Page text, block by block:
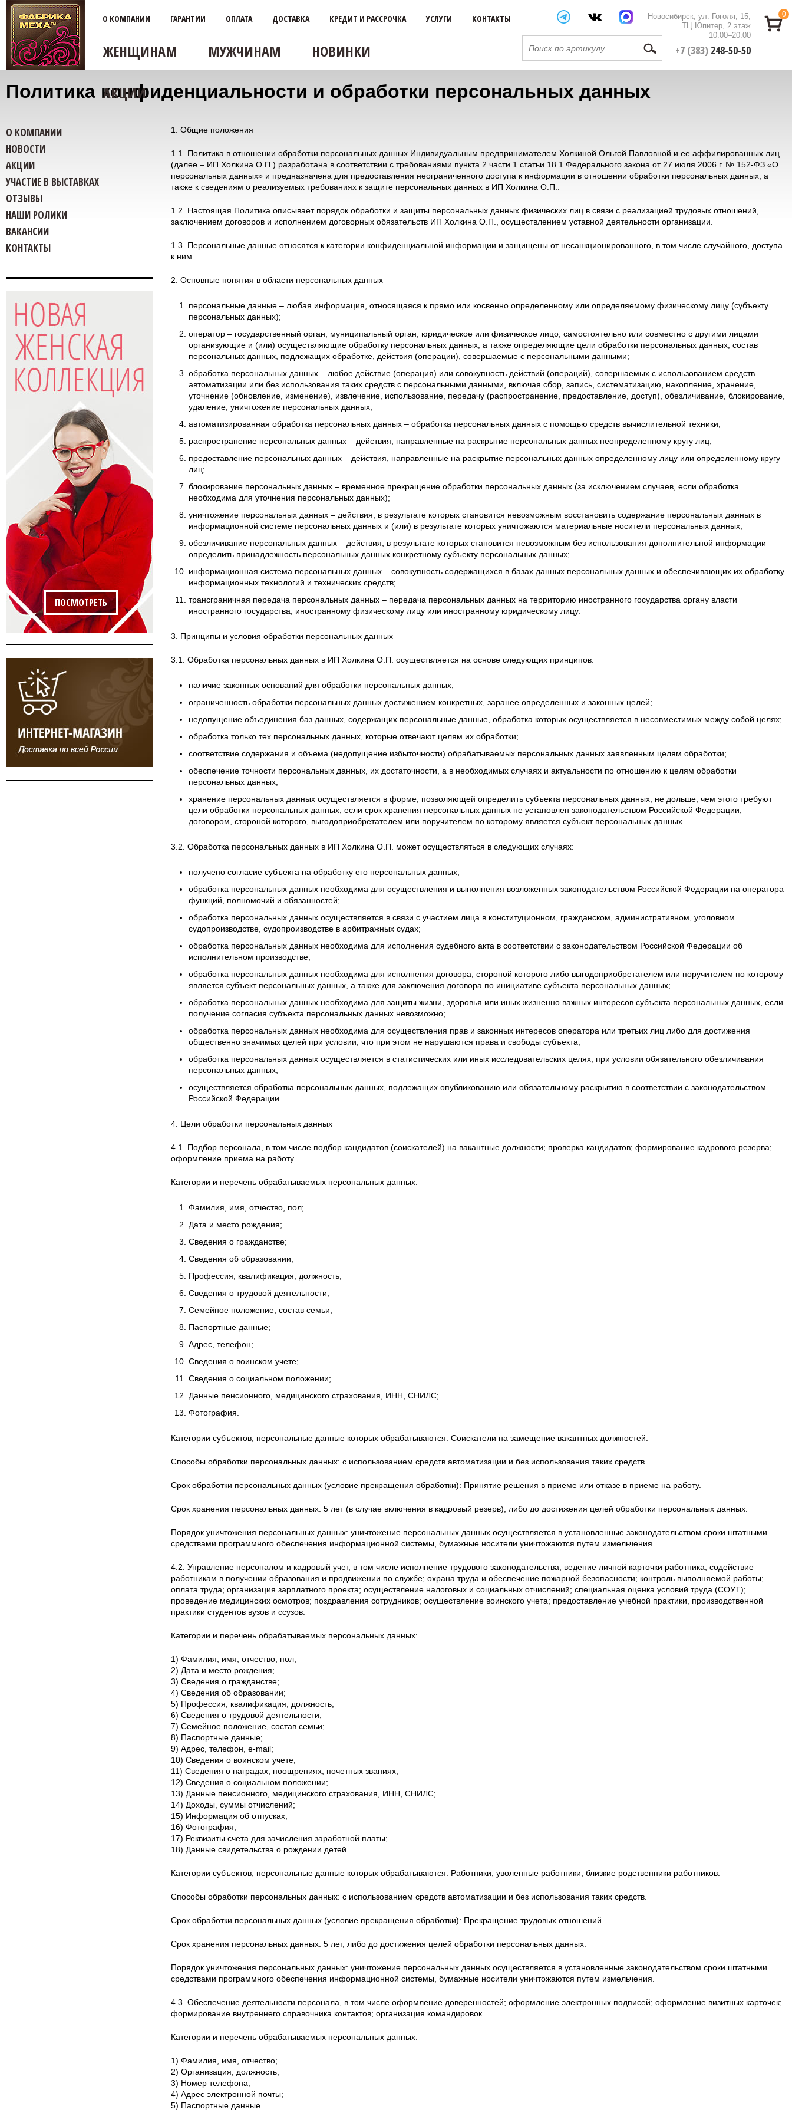
Новосибирск, ул. Гоголя, 15,
ТЦ Юпитер, 2 этаж
10:00–20:00
+7 (383) 248-50-50
О КОМПАНИИ ГАРАНТИИ ОПЛАТА ДОСТАВКА КРЕДИТ И РАССРОЧКА УСЛУГИ КОНТАКТЫ
ЖЕНЩИНАМ МУЖЧИНАМ НОВИНКИ
АКЦИИ
0
Политика конфиденциальности и обработки персональных данных
1. Общие положения
1.1. Политика в отношении обработки персональных данных Индивидуальным предпринимателем Холкиной Ольгой Павловной и ее аффилированных лиц
(далее – ИП Холкина О.П.) разработана в соответствии с требованиями пункта 2 части 1 статьи 18.1 Федерального закона от 27 июля 2006 г. № 152-ФЗ «О
персональных данных» и предназначена для предоставления неограниченного доступа к информации в отношении обработки персональных данных, а
также к сведениям о реализуемых требованиях к защите персональных данных в ИП Холкина О.П..
1.2. Настоящая Политика описывает порядок обработки и защиты персональных данных физических лиц в связи с реализацией трудовых отношений,
заключением договоров и исполнением договорных обязательств ИП Холкина О.П., осуществлением уставной деятельности организации.
1.3. Персональные данные относятся к категории конфиденциальной информации и защищены от несанкционированного, в том числе случайного, доступа
к ним.
2. Основные понятия в области персональных данных
персональные данные – любая информация, относящаяся к прямо или косвенно определенному или определяемому физическому лицу (субъекту
персональных данных);
оператор – государственный орган, муниципальный орган, юридическое или физическое лицо, самостоятельно или совместно с другими лицами
организующие и (или) осуществляющие обработку персональных данных, а также определяющие цели обработки персональных данных, состав
персональных данных, подлежащих обработке, действия (операции), совершаемые с персональными данными;
обработка персональных данных – любое действие (операция) или совокупность действий (операций), совершаемых с использованием средств
автоматизации или без использования таких средств с персональными данными, включая сбор, запись, систематизацию, накопление, хранение,
уточнение (обновление, изменение), извлечение, использование, передачу (распространение, предоставление, доступ), обезличивание, блокирование,
удаление, уничтожение персональных данных;
автоматизированная обработка персональных данных – обработка персональных данных с помощью средств вычислительной техники;
распространение персональных данных – действия, направленные на раскрытие персональных данных неопределенному кругу лиц;
предоставление персональных данных – действия, направленные на раскрытие персональных данных определенному лицу или определенному кругу
лиц;
блокирование персональных данных – временное прекращение обработки персональных данных (за исключением случаев, если обработка
необходима для уточнения персональных данных);
уничтожение персональных данных – действия, в результате которых становится невозможным восстановить содержание персональных данных в
информационной системе персональных данных и (или) в результате которых уничтожаются материальные носители персональных данных;
обезличивание персональных данных – действия, в результате которых становится невозможным без использования дополнительной информации
определить принадлежность персональных данных конкретному субъекту персональных данных;
информационная система персональных данных – совокупность содержащихся в базах данных персональных данных и обеспечивающих их обработку
информационных технологий и технических средств;
трансграничная передача персональных данных – передача персональных данных на территорию иностранного государства органу власти
иностранного государства, иностранному физическому лицу или иностранному юридическому лицу.
3. Принципы и условия обработки персональных данных
3.1. Обработка персональных данных в ИП Холкина О.П. осуществляется на основе следующих принципов:
наличие законных оснований для обработки персональных данных;
ограниченность обработки персональных данных достижением конкретных, заранее определенных и законных целей;
недопущение объединения баз данных, содержащих персональные данные, обработка которых осуществляется в несовместимых между собой целях;
обработка только тех персональных данных, которые отвечают целям их обработки;
соответствие содержания и объема (недопущение избыточности) обрабатываемых персональных данных заявленным целям обработки;
обеспечение точности персональных данных, их достаточности, а в необходимых случаях и актуальности по отношению к целям обработки
персональных данных;
хранение персональных данных осуществляется в форме, позволяющей определить субъекта персональных данных, не дольше, чем этого требуют
цели обработки персональных данных, если срок хранения персональных данных не установлен законодательством Российской Федерации,
договором, стороной которого, выгодоприобретателем или поручителем по которому является субъект персональных данных.
3.2. Обработка персональных данных в ИП Холкина О.П. может осуществляться в следующих случаях:
получено согласие субъекта на обработку его персональных данных;
обработка персональных данных необходима для осуществления и выполнения возложенных законодательством Российской Федерации на оператора
функций, полномочий и обязанностей;
обработка персональных данных осуществляется в связи с участием лица в конституционном, гражданском, административном, уголовном
судопроизводстве, судопроизводстве в арбитражных судах;
обработка персональных данных необходима для исполнения судебного акта в соответствии с законодательством Российской Федерации об
исполнительном производстве;
обработка персональных данных необходима для исполнения договора, стороной которого либо выгодоприобретателем или поручителем по которому
является субъект персональных данных, а также для заключения договора по инициативе субъекта персональных данных;
обработка персональных данных необходима для защиты жизни, здоровья или иных жизненно важных интересов субъекта персональных данных, если
получение согласия субъекта персональных данных невозможно;
обработка персональных данных необходима для осуществления прав и законных интересов оператора или третьих лиц либо для достижения
общественно значимых целей при условии, что при этом не нарушаются права и свободы субъекта;
обработка персональных данных осуществляется в статистических или иных исследовательских целях, при условии обязательного обезличивания
персональных данных;
осуществляется обработка персональных данных, подлежащих опубликованию или обязательному раскрытию в соответствии с законодательством
Российской Федерации.
4. Цели обработки персональных данных
4.1. Подбор персонала, в том числе подбор кандидатов (соискателей) на вакантные должности; проверка кандидатов; формирование кадрового резерва;
оформление приема на работу.
Категории и перечень обрабатываемых персональных данных:
Фамилия, имя, отчество, пол;
Дата и место рождения;
Сведения о гражданстве;
Сведения об образовании;
Профессия, квалификация, должность;
Сведения о трудовой деятельности;
Семейное положение, состав семьи;
Паспортные данные;
Адрес, телефон;
Сведения о воинском учете;
Сведения о социальном положении;
Данные пенсионного, медицинского страхования, ИНН, СНИЛС;
Фотография.
Категории субъектов, персональные данные которых обрабатываются: Соискатели на замещение вакантных должностей.
Способы обработки персональных данных: с использованием средств автоматизации и без использования таких средств.
Срок обработки персональных данных (условие прекращения обработки): Принятие решения в приеме или отказе в приеме на работу.
Срок хранения персональных данных: 5 лет (в случае включения в кадровый резерв), либо до достижения целей обработки персональных данных.
Порядок уничтожения персональных данных: уничтожение персональных данных осуществляется в установленные законодательством сроки штатными
средствами программного обеспечения информационной системы, бумажные носители уничтожаются путем измельчения.
4.2. Управление персоналом и кадровый учет, в том числе исполнение трудового законодательства; ведение личной карточки работника; содействие
работникам в получении образования и продвижении по службе; охрана труда и обеспечение пожарной безопасности; контроль выполняемой работы;
оплата труда; организация зарплатного проекта; осуществление налоговых и социальных отчислений; специальная оценка условий труда (СОУТ);
проведение медицинских осмотров; поздравления сотрудников; осуществление воинского учета; предоставление учебной практики, производственной
практики студентов вузов и ссузов.
Категории и перечень обрабатываемых персональных данных:
1) Фамилия, имя, отчество, пол;
2) Дата и место рождения;
3) Сведения о гражданстве;
4) Сведения об образовании;
5) Профессия, квалификация, должность;
6) Сведения о трудовой деятельности;
7) Семейное положение, состав семьи;
8) Паспортные данные;
9) Адрес, телефон, e-mail;
10) Сведения о воинском учете;
11) Сведения о наградах, поощрениях, почетных званиях;
12) Сведения о социальном положении;
13) Данные пенсионного, медицинского страхования, ИНН, СНИЛС;
14) Доходы, суммы отчислений;
15) Информация об отпусках;
16) Фотография;
17) Реквизиты счета для зачисления заработной платы;
18) Данные свидетельства о рождении детей.
Категории субъектов, персональные данные которых обрабатываются: Работники, уволенные работники, близкие родственники работников.
Способы обработки персональных данных: с использованием средств автоматизации и без использования таких средств.
Срок обработки персональных данных (условие прекращения обработки): Прекращение трудовых отношений.
Срок хранения персональных данных: 5 лет, либо до достижения целей обработки персональных данных.
Порядок уничтожения персональных данных: уничтожение персональных данных осуществляется в установленные законодательством сроки штатными
средствами программного обеспечения информационной системы, бумажные носители уничтожаются путем измельчения.
4.3. Обеспечение деятельности персонала, в том числе оформление доверенностей; оформление электронных подписей; оформление визитных карточек;
формирование внутреннего справочника контактов; организация командировок.
Категории и перечень обрабатываемых персональных данных:
1) Фамилия, имя, отчество;
2) Организация, должность;
3) Номер телефона;
4) Адрес электронной почты;
5) Паспортные данные.
О КОМПАНИИ
НОВОСТИ
АКЦИИ
УЧАСТИЕ В ВЫСТАВКАХ
ОТЗЫВЫ
НАШИ РОЛИКИ
ВАКАНСИИ
КОНТАКТЫ
ПОСМОТРЕТЬ